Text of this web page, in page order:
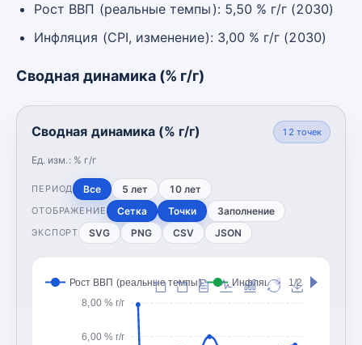
Рост ВВП (реальные темпы): 5,50 % г/г (2030)
Инфляция (CPI, изменение): 3,00 % г/г (2030)
Сводная динамика (% г/г)
Сводная динамика (% г/г)
Ед. изм.: % г/г
12 точек
ПЕРИОД Все 5 лет 10 лет
ОТОБРАЖЕНИЕ Сетка Точки Заполнение
ЭКСПОРТ SVG PNG CSV JSON
6,00 % г/г
8,00 % г/г
Рост ВВП (реальные темпы) Инфляция (CPI,
1/2